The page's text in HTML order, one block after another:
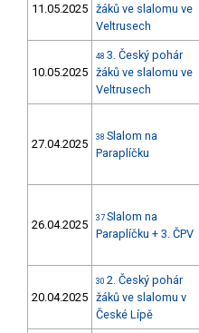
11.05.2025 žáků ve slalomu ve
Veltrusech
10.05.2025
48 3. Český pohár
žáků ve slalomu ve
Veltrusech
27.04.2025 38 Slalom na
Paraplíčku
26.04.2025 37 Slalom na
Paraplíčku + 3. ČPV
20.04.2025
30 2. Český pohár
žáků ve slalomu v
České Lípě